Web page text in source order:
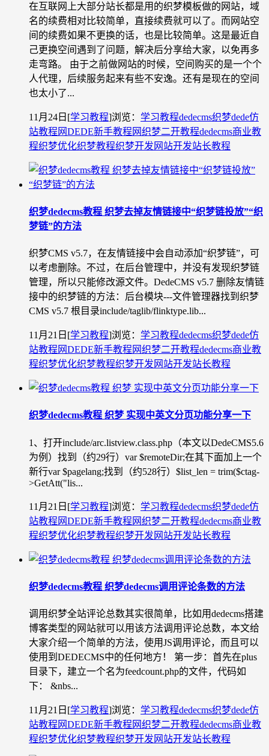
在互联网上大部分站长都是用的织梦模板做的网站，域
名的续费相对比较简单，直接续费就可以了。而网站空
间的续费如果不更换的话，也是比较简单。这是最近自
己更换空间遇到了问题，解决后分享给大家，以免再多
走弯路。 由于之前做网站的时候，空间购买的是一个个
人代理，后续服务起来有些不安逸。还有是现在的空间
也太小了...
11月24日 [学习教程]浏览： 学习教程dedecms织梦dede仿
站教程网DEDE新手教程网织梦二开教程dedecms商业教
程织梦优化织梦教程织梦开发 网站开发站长教程
织梦dedecms教程 织梦去掉友情链接中“织梦链投放”“织
梦链”的方法
织梦CMS v5.7，在友情链接中会自动添加“织梦链”，可
以考虑删除。不过，在后台管理中，并没有发现织梦链
管理，所以只能修改源文件。DedeCMS v5.7 删除友情链
接中的织梦链的方法：后台模块---文件管理器找到织梦
CMS v5.7 根目录include/taglib/flinktype.lib...
11月21日 [学习教程]浏览： 学习教程dedecms织梦dede仿
站教程网DEDE新手教程网织梦二开教程dedecms商业教
程织梦优化织梦教程织梦开发 网站开发站长教程
织梦dedecms教程 织梦 实现中英文分页功能分享一下
1、打开include/arc.listview.class.php（本文以DedeCMS5.6
为例）找到（约29行）var $remoteDir;在其下面加上一个
新行var $pagelang;找到（约528行）$list_len = trim($ctag-
>GetAtt("lis...
11月21日 [学习教程]浏览： 学习教程dedecms织梦dede仿
站教程网DEDE新手教程网织梦二开教程dedecms商业教
程织梦优化织梦教程织梦开发 网站开发站长教程
织梦dedecms教程 织梦dedecms调用评论条数的方法
调用织梦全站评论总数其实很简单，比如用dedecms搭建
博客类型的网站就可以用该方法调用评论总数，本文给
大家介绍一个简单的方法，使用JS调用评论，而且可以
使用到DEDECMS中的任何地方！ 第一步：首先在plus
目录下，建立一个名为feedcount.php的文件，代码如
下： &nbs...
11月21日 [学习教程]浏览： 学习教程dedecms织梦dede仿
站教程网DEDE新手教程网织梦二开教程dedecms商业教
程织梦优化织梦教程织梦开发 网站开发站长教程